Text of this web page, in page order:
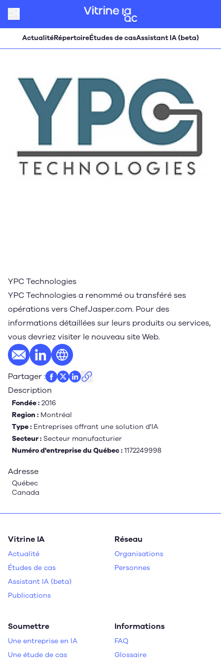
ActualitéRépertoireÉtudes de casAssistant IA (beta)
YPC Technologies
YPC Technologies a renommé ou transféré ses
opérations vers ChefJasper.com. Pour des
informations détaillées sur leurs produits ou services,
vous devriez visiter le nouveau site Web.
E-mailProfil LinkedIn
Site web
Partager :
Description
Fondée : 2016
Region : Montréal
Type : Entreprises offrant une solution d'IA
Secteur : Secteur manufacturier
Numéro d'entreprise du Québec : 1172249998
Adresse
Québec
Canada
Vitrine IA
Actualité
Études de cas
Assistant IA (beta)
Publications
Réseau
Organisations
Personnes
Soumettre
Une entreprise en IA
Une étude de cas
Informations
FAQ
Glossaire